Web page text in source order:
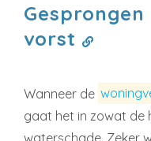
vorst
Wanneer de
gaat het in zowat de
waterschade. Zeker